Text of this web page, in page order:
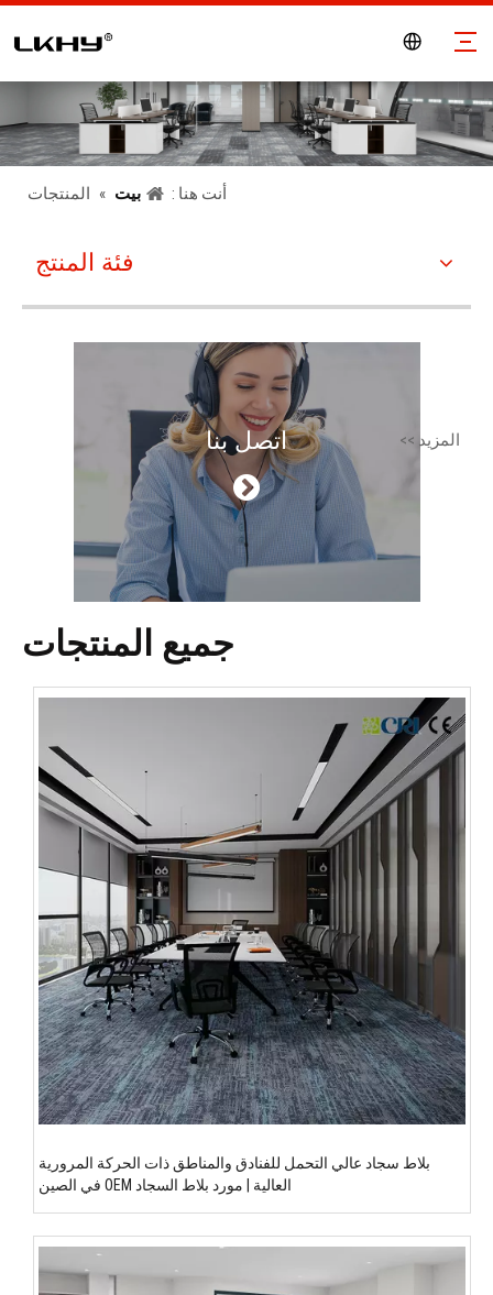
أنت هنا : بيت » المنتجات
فئة المنتج
اتصل بنا المزيد >>

جميع المنتجات
بلاط سجاد عالي التحمل للفنادق والمناطق ذات الحركة المرورية
العالية | مورد بلاط السجاد OEM في الصين